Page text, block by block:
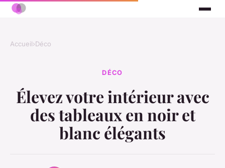
Accueil›Déco
DÉCO
Élevez votre intérieur avec
des tableaux en noir et
blanc élégants